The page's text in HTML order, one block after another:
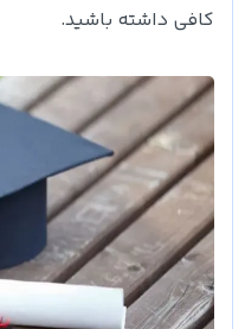
کافی داشته باشید.